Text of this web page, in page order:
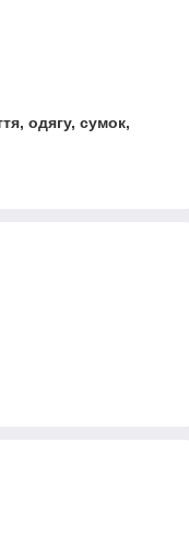
одягу, сумок,